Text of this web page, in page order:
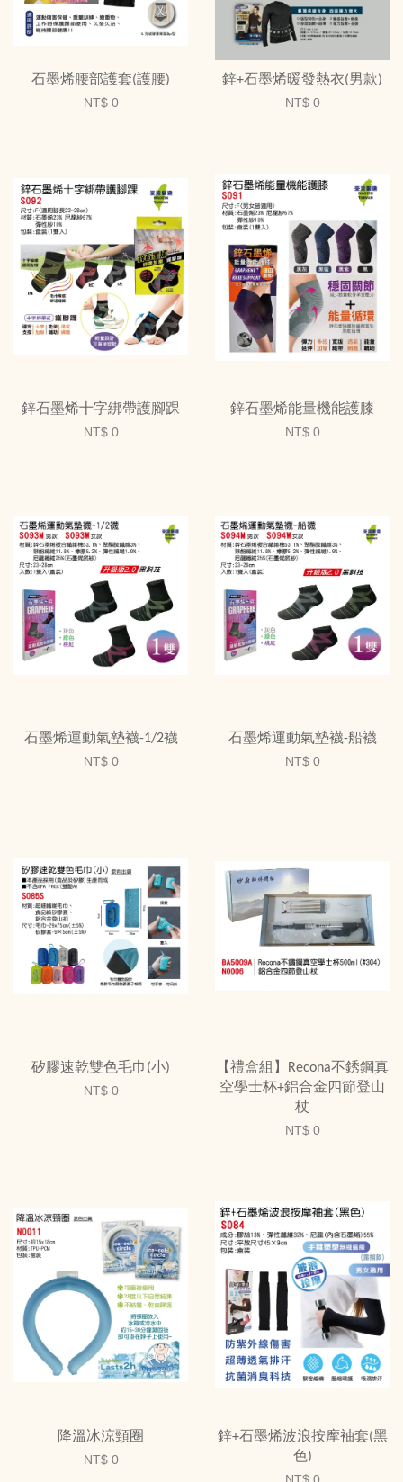
石墨烯腰部護套(護腰)
NT$ 0
鋅+石墨烯暖發熱衣(男款)
NT$ 0
鋅石墨烯十字綁帶護腳踝
NT$ 0
鋅石墨烯能量機能護膝
NT$ 0
石墨烯運動氣墊襪-1/2襪
NT$ 0
石墨烯運動氣墊襪-船襪
NT$ 0
矽膠速乾雙色毛巾(小)
NT$ 0
【禮盒組】Recona不銹鋼真
空學士杯+鋁合金四節登山
杖
NT$ 0
降溫冰涼頸圈
NT$ 0
鋅+石墨烯波浪按摩袖套(黑
色)